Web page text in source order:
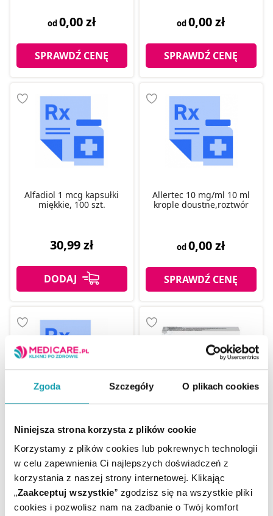
Zgoda Szczegóły O plikach cookies
Niniejsza strona korzysta z plików cookie
Korzystamy z plików cookies lub pokrewnych technologii
w celu zapewnienia Ci najlepszych doświadczeń z
korzystania z naszej strony internetowej. Klikając
„Zaakceptuj wszystkie” zgodzisz się na wszystkie pliki
cookies i pozwolisz nam na zadbanie o Twój komfort
od0,00 zł
SPRAWDŹ CENĘ
od0,00 zł
SPRAWDŹ CENĘ
Alfadiol 1 mcg kapsułki
miękkie, 100 szt.
30,99 zł
Allertec 10 mg/ml 10 ml
krople doustne,roztwór
od0,00 zł
SPRAWDŹ CENĘ
doustne,roztwór
od 0,00 zł
SPRAWDŹ CENĘ
powlekanych
10,49 zł